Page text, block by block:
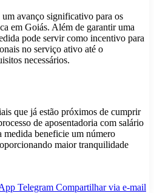
avanço significativo para os
em Goiás. Além de garantir uma
pode servir como incentivo para
no serviço ativo até o
necessários.
que já estão próximos de cumprir
de aposentadoria com salário
medida beneficie um número
maior tranquilidade
Telegram Compartilhar via e-mail